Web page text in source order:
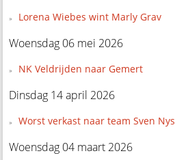
Lorena Wiebes wint Marly Grav
Woensdag 06 mei 2026
NK Veldrijden naar Gemert
Dinsdag 14 april 2026
Worst verkast naar team Sven Nys
Woensdag 04 maart 2026